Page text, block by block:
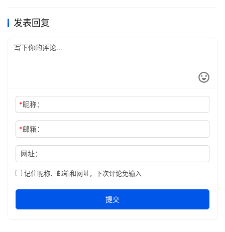
发表回复
*昵称：
*邮箱：
网址：
记住昵称、邮箱和网址，下次评论免输入
提交